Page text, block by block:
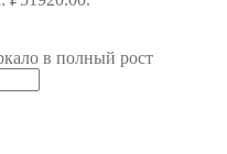
в полный рост